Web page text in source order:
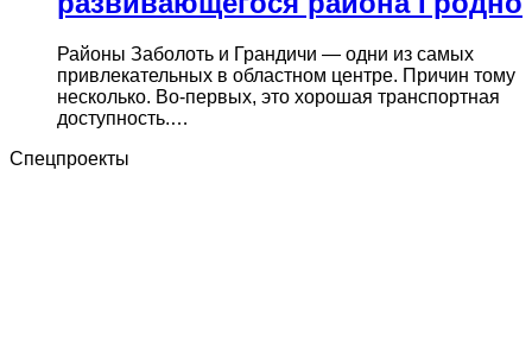
Районы Заболоть и Грандичи — одни из самых
привлекательных в областном центре. Причин тому
несколько. Во-первых, это хорошая транспортная
доступность.…
Спецпроекты